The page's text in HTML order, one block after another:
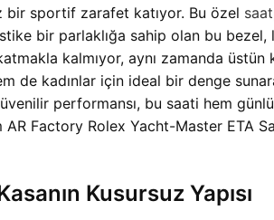
bir sportif zarafet katıyor. Bu özel
bir parlaklığa sahip olan bu
kalmıyor, aynı zamanda üstün
de kadınlar için ideal bir denge
performansı, bu saati hem
Factory Rolex Yacht-Master ETA
Kusursuz Yapısı